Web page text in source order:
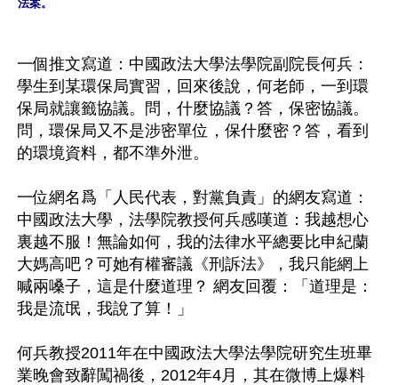
法案。
一個推文寫道：中國政法大學法學院副院長何兵：
學生到某環保局實習，回來後說，何老師，一到環
保局就讓籤協議。問，什麼協議？答，保密協議。
問，環保局又不是涉密單位，保什麼密？答，看到
的環境資料，都不準外泄。
一位網名爲「人民代表，對黨負責」的網友寫道：
中國政法大學，法學院教授何兵感嘆道：我越想心
裏越不服！無論如何，我的法律水平總要比申紀蘭
大媽高吧？可她有權審議《刑訴法》，我只能網上
喊兩嗓子，這是什麼道理？ 網友回覆：「道理是：
我是流氓，我說了算！」
何兵教授2011年在中國政法大學法學院研究生班畢
業晚會致辭闖禍後，2012年4月，其在微博上爆料